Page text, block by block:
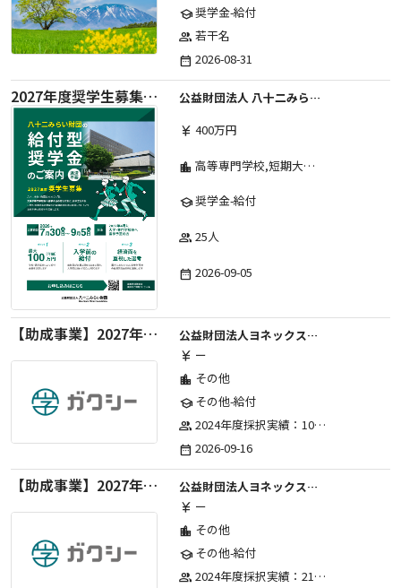
school奨学金-給付
group 若干名
date_range 2026-08-31
2027年度奨学生募集要項
公益財団法人 八十二みらい財団
currency_yen 400万円
location_city 高等専門学校,短期大学,専修学校,大学
school奨学金-給付
group 25人
date_range 2026-09-05
【助成事業】2027年度（通年）ジュニアスポーツ振興に関する助成金
公益財団法人ヨネックススポーツ振興財団
currency_yen ー
location_city その他
schoolその他-給付
group 2024年度採択実績：107事業（前期45・後期62）、2025年度採択実績：103事業（前期48・後期55）、2026年度採択実績：97事業 ※2026年度より、前期・後期の区分を廃止し、年1回の申請受付となりました。
date_range 2026-09-16
【助成事業】2027年度（通年）国際交流普及事業に関する助成金
公益財団法人ヨネックススポーツ振興財団
currency_yen ー
location_city その他
schoolその他-給付
group 2024年度採択実績：21事業（前期11・後期10）、2025年度採択実績：30事業（前期15・後期15）、2026年度採択実績：40事業 ※2026年度より、前期・後期の区分を廃止し、年1回の申請受付となりました。